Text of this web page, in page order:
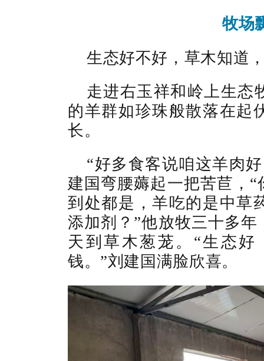
牧场
生态好不好，草木知道
走进右玉祥和岭上生态
的羊群如珍珠般散落在起
长。
“好多食客说咱这羊肉
建国弯腰薅起一把苦苣，
到处都是，羊吃的是中草
添加剂？”他放牧三十多
天到草木葱茏。“生态
钱。”刘建国满脸欣喜。